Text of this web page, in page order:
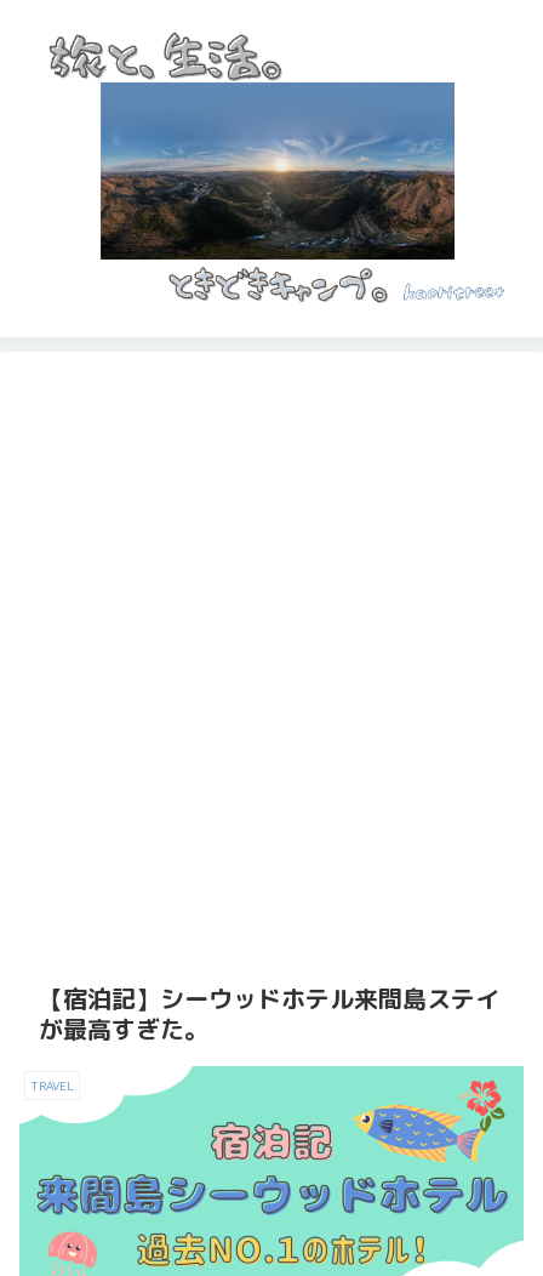
【宿泊記】シーウッドホテル来間島ステイ
が最高すぎた。
TRAVEL